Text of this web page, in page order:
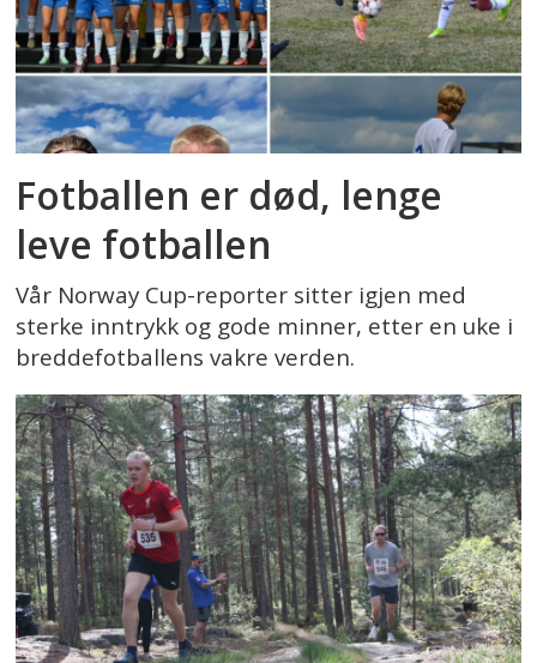
Fotballen er død, lenge
leve fotballen
Vår Norway Cup-reporter sitter igjen med
sterke inntrykk og gode minner, etter en uke i
breddefotballens vakre verden.